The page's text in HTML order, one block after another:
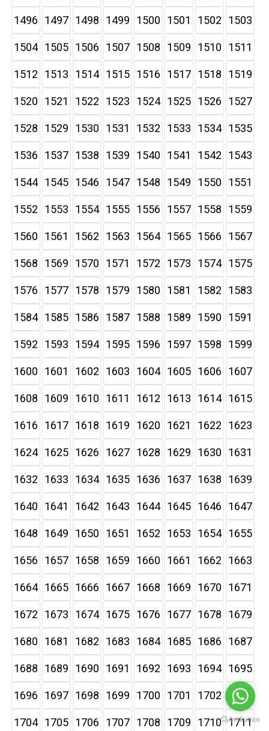
1496 1497 1498 1499 1500 1501 1502 1503
1504 1505 1506 1507 1508 1509 1510 1511
1512 1513 1514 1515 1516 1517 1518 1519
1520 1521 1522 1523 1524 1525 1526 1527
1528 1529 1530 1531 1532 1533 1534 1535
1536 1537 1538 1539 1540 1541 1542 1543
1544 1545 1546 1547 1548 1549 1550 1551
1552 1553 1554 1555 1556 1557 1558 1559
1560 1561 1562 1563 1564 1565 1566 1567
1568 1569 1570 1571 1572 1573 1574 1575
1576 1577 1578 1579 1580 1581 1582 1583
1584 1585 1586 1587 1588 1589 1590 1591
1592 1593 1594 1595 1596 1597 1598 1599
1600 1601 1602 1603 1604 1605 1606 1607
1608 1609 1610 1611 1612 1613 1614 1615
1616 1617 1618 1619 1620 1621 1622 1623
1624 1625 1626 1627 1628 1629 1630 1631
1632 1633 1634 1635 1636 1637 1638 1639
1640 1641 1642 1643 1644 1645 1646 1647
1648 1649 1650 1651 1652 1653 1654 1655
1656 1657 1658 1659 1660 1661 1662 1663
1664 1665 1666 1667 1668 1669 1670 1671
1672 1673 1674 1675 1676 1677 1678 1679
1680 1681 1682 1683 1684 1685 1686 1687
1688 1689 1690 1691 1692 1693 1694 1695
1696 1697 1698 1699 1700 1701 1702 1703
1704 1705 1706 1707 1708 1709 1710 1711